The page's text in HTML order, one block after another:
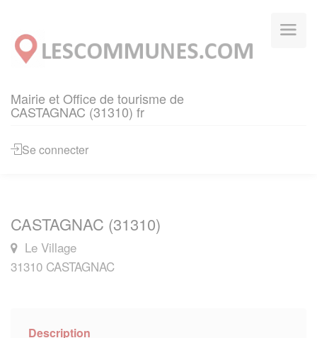
Mairie et Office de tourisme de
CASTAGNAC (31310) fr
Se connecter
CASTAGNAC (31310)
Le Village
31310 CASTAGNAC
Description